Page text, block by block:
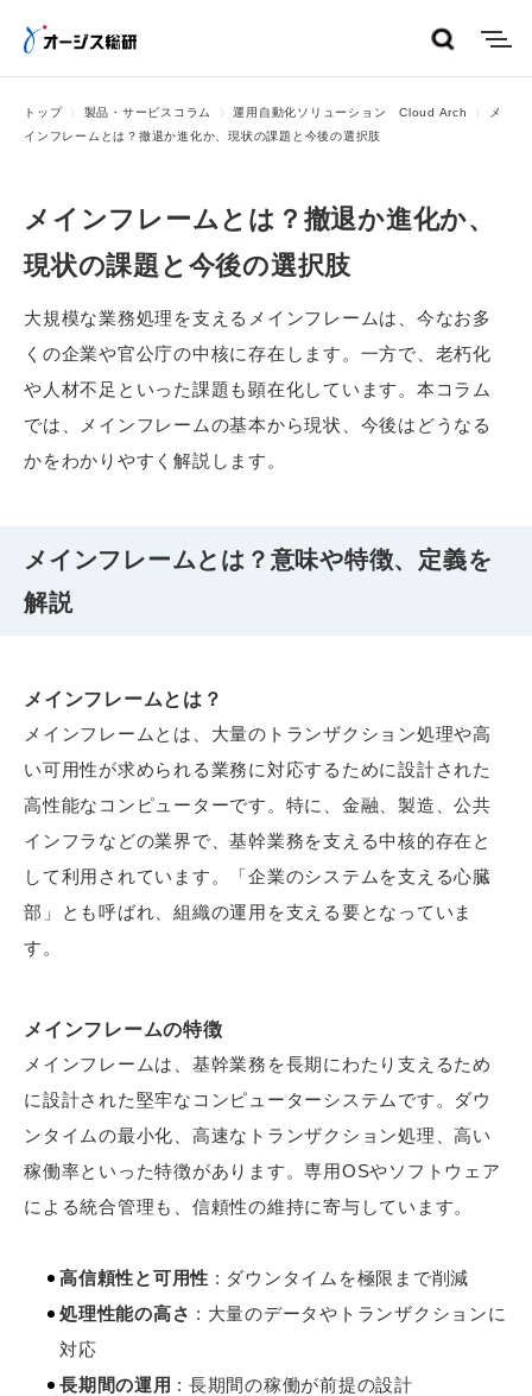
トップ 製品・サービスコラム 運用自動化ソリューション Cloud Arch
メ
インフレームとは？撤退か進化か、現状の課題と今後の選択肢
メインフレームとは？撤退か進化か、
現状の課題と今後の選択肢
大規模な業務処理を支えるメインフレームは、今なお多
くの企業や官公庁の中核に存在します。一方で、老朽化
や人材不足といった課題も顕在化しています。本コラム
では、メインフレームの基本から現状、今後はどうなる
かをわかりやすく解説します。
メインフレームとは？意味や特徴、定義を
解説
メインフレームとは？
メインフレームとは、大量のトランザクション処理や高
い可用性が求められる業務に対応するために設計された
高性能なコンピューターです。特に、金融、製造、公共
インフラなどの業界で、基幹業務を支える中核的存在と
して利用されています。「企業のシステムを支える心臓
部」とも呼ばれ、組織の運用を支える要となっていま
す。
メインフレームの特徴
メインフレームは、基幹業務を長期にわたり支えるため
に設計された堅牢なコンピューターシステムです。ダウ
ンタイムの最小化、高速なトランザクション処理、高い
稼働率といった特徴があります。専用OSやソフトウェア
による統合管理も、信頼性の維持に寄与しています。
高信頼性と可用性 : ダウンタイムを極限まで削減
処理性能の高さ : 大量のデータやトランザクションに
対応
長期間の運用 : 長期間の稼働が前提の設計